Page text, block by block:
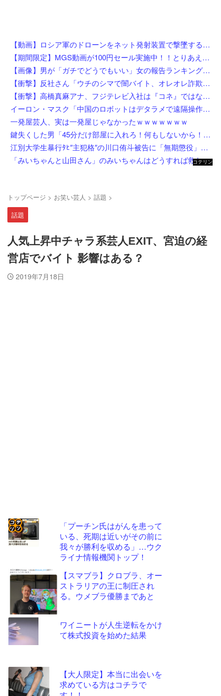
【動画】ロシア軍のドローンをネット発射装置で撃墜するウクライナ。
【期間限定】MGS動画が100円セール実施中！！とりあえず全部買うやろｗｗｗｗｗ
【画像】男が「ガチでどうでもいい」女の報告ランキング、圧倒的第１位と言えば『コレ』w w w w w w w w w w
【衝撃】反社さん「ウチのシマで闇バイト、オレオレ詐欺、強盗する奴らぶっ○す」←これw w w w w w w
【衝撃】高橋真麻アナ、フジテレビ入社は『コネ』ではないが…「忖度じゃないですか？」←これw w w w w w w w
イーロン・マスク「中国のロボットはデタラメで遠隔操作してるだけ」
一発屋芸人、実は一発屋じゃなかったｗｗｗｗｗｗｗ
鍵失くした男「45分だけ部屋に入れろ！何もしないから！」→女子大生「無理です（警察呼びます）」→男「熱中症になれってか！使えないな！」完全に不審者で草ｗｗｗ
江別大学生暴行ﾀﾋ″主犯格″の川口侑斗被告に「無期懲役」の判決→当時17歳少年に「懲役30年」の判決
「みいちゃんと山田さん」のみいちゃんはどうすれば救われたのか
コテリン
トップページ > お笑い芸人 > 話題 >
話題
人気上昇中チャラ系芸人EXIT、宮迫の経
営店でバイト 影響はある？
2019年7月18日
「プーチン氏はがんを患って
いる、死期は近いがその前に
我々が勝利を収める」…ウク
ライナ情報機関トップ！
【スマブラ】クロブラ、オー
ストラリアの王に制圧され
る。ウメブラ優勝まであと
ワイニートが人生逆転をかけ
て株式投資を始めた結果
【大人限定】本当に出会いを
求めている方はコチラで
コテ
定リ
自動
更新
ツー